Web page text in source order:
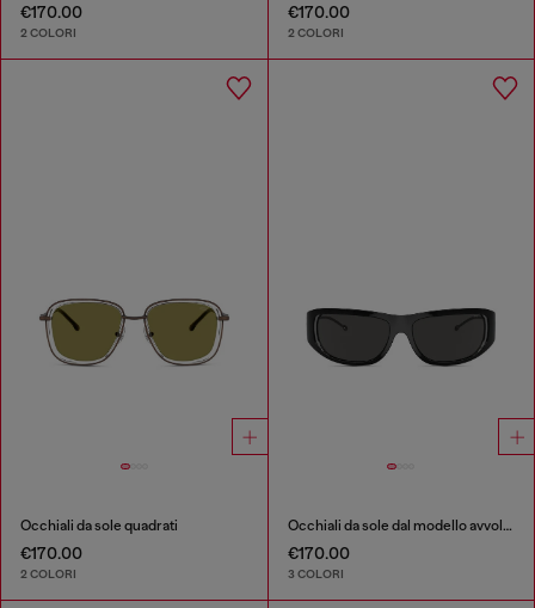
€170.00
2 COLORI
€170.00
2 COLORI
Occhiali da sole quadrati
€170.00
2 COLORI
Occhiali da sole dal modello avvolgente
€170.00
3 COLORI